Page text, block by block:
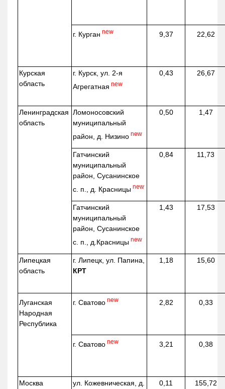
г. Курган new 9,37 22,62
Курская
область
г. Курск, ул. 2-я
Агрегатная new
0,43 26,67
Ленинградская
область
Ломоносовский
муниципальный
район, д. Низино new
0,50 1,47
Гатчинский
муниципальный
район, Сусанинское
с. п., д. Красницы new
0,84 11,73
Гатчинский
муниципальный
район, Сусанинское
с. п., д.Красницы new
1,43 17,53
Липецкая
область
г. Липецк, ул. Папина,
КРТ
1,18 15,60
Луганская
Народная
Республика
г. Сватово new 2,82 0,33
г. Сватово new 3,21 0,38
Москва ул. Кожевническая , д.
0,11 155,72